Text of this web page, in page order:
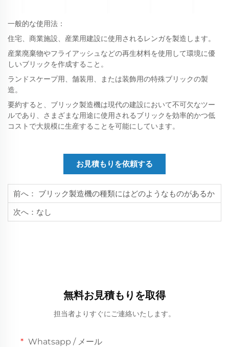
一般的な使用法：
住宅、商業施設、産業用建設に使用されるレンガを製造します。
産業廃棄物やフライアッシュなどの再生材料を使用して環境に優
しいブリックを作成すること。
ランドスケープ用、舗装用、または装飾用の特殊ブリックの製
造。
要約すると、ブリック製造機は現代の建設において不可欠なツー
ルであり、さまざまな用途に使用されるブリックを効率的かつ低
コストで大規模に生産することを可能にしています。
お見積もりを依頼する
前へ： ブリック製造機の種類にはどのようなものがあるか
次へ： なし
無料お見積もりを取得
担当者よりすぐにご連絡いたします。
Whatsapp / メール